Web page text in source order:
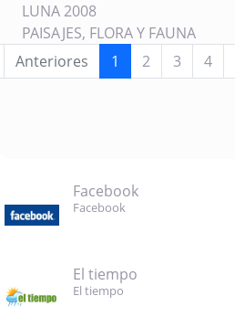
LUNA 2008
PAISAJES, FLORA Y FAUNA
Anteriores
1 2 3 4
Facebook
Facebook
El tiempo
El tiempo